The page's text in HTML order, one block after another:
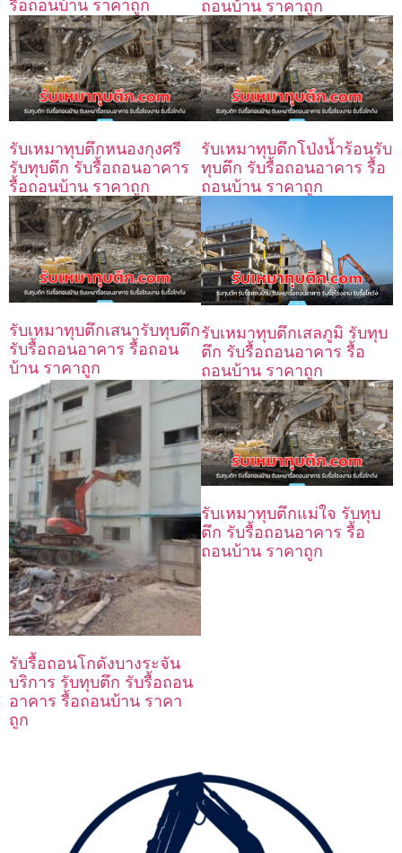
รื้อถอนบ้าน ราคาถูก
ถอนบ้าน ราคาถูก
รับเหมาทุบตึกหนองกุงศรี
รับทุบตึก รับรื้อถอนอาคาร
รื้อถอนบ้าน ราคาถูก
รับเหมาทุบตึกโป่งน้ำร้อนรับ
ทุบตึก รับรื้อถอนอาคาร รื้อ
ถอนบ้าน ราคาถูก
รับเหมาทุบตึกเสนารับทุบตึก
รับรื้อถอนอาคาร รื้อถอน
บ้าน ราคาถูก
รับเหมาทุบตึกเสลภูมิ รับทุบ
ตึก รับรื้อถอนอาคาร รื้อ
ถอนบ้าน ราคาถูก
รับรื้อถอนโกดังบางระจัน
บริการ รับทุบตึก รับรื้อถอน
อาคาร รื้อถอนบ้าน ราคา
ถูก
รับเหมาทุบตึกแม่ใจ รับทุบ
ตึก รับรื้อถอนอาคาร รื้อ
ถอนบ้าน ราคาถูก